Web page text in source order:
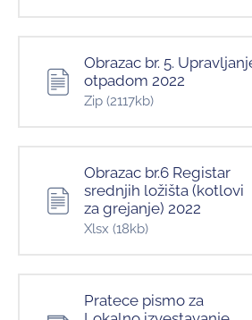
Obrazac br. 5.
otpadom 2022
Zip (2117kb)
Obrazac br.6 Registar
srednjih ložišta (kotlovi
za grejanje) 2022
Xlsx (18kb)
Pratece pismo za